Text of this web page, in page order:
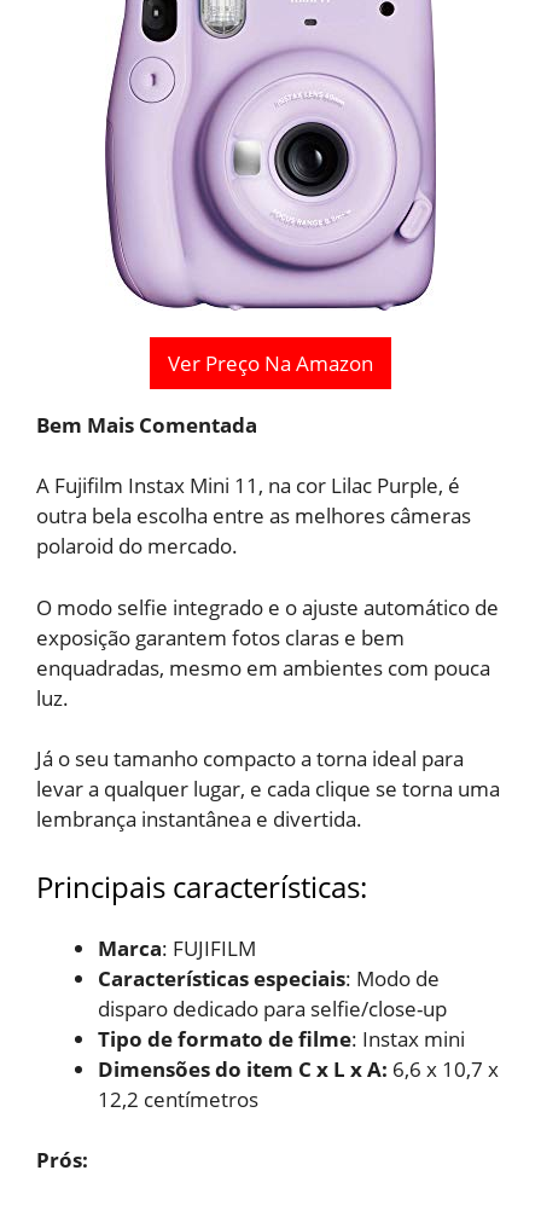
Ver Preço Na Amazon
Bem Mais Comentada
A Fujifilm Instax Mini 11, na cor Lilac Purple, é
outra bela escolha entre as melhores câmeras
polaroid do mercado.
O modo selfie integrado e o ajuste automático de
exposição garantem fotos claras e bem
enquadradas, mesmo em ambientes com pouca
luz.
Já o seu tamanho compacto a torna ideal para
levar a qualquer lugar, e cada clique se torna uma
lembrança instantânea e divertida.
Principais características:
Marca: FUJIFILM
Características especiais: Modo de
disparo dedicado para selfie/close-up
Tipo de formato de filme: Instax mini
Dimensões do item C x L x A: 6,6 x 10,7 x
12,2 centímetros
Prós: